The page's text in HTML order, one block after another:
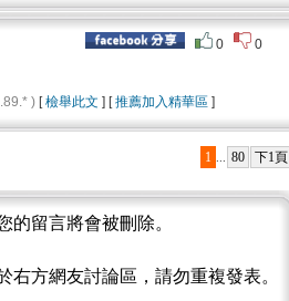
0
0
) [檢舉此文 ] [推薦加入精華區 ]
1 80 下1頁
的留言將會被刪除。
右方網友討論區，請勿重複發表。